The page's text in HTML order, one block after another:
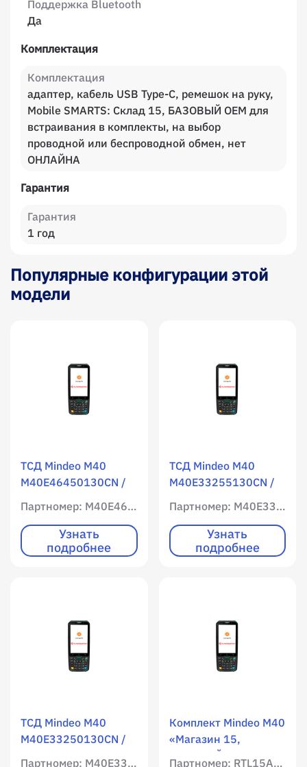
Поддержка Bluetooth
Да
Комплектация
Комплектация
адаптер, кабель USB Type-С, ремешок на руку,
Mobile SMARTS: Склад 15, БАЗОВЫЙ OEM для
встраивания в комплекты, на выбор
проводной или беспроводной обмен, нет
ОНЛАЙНА
Гарантия
Гарантия
1 год
Популярные конфигурации этой
модели
ТСД Mindeo M40
M40E46450130CN /
WLAN / Мобильный
интернет / 4096 RAM
/ 65536 ROM /
Цветной экран /
Партномер: M40E46450130CN
Узнать
подробнее
ТСД Mindeo M40
M40E33255130CN /
WLAN / Мобильный
интернет / 3072 RAM
/ 32768 ROM /
Цветной экран /
Партномер: M40E33255130CN
Узнать
подробнее
ТСД Mindeo M40
M40E33250130CN /
WLAN / Мобильный
Партномер: M40E33250130CN
Комплект Mindeo M40
«Магазин 15,
БАЗОВЫЙ» / WLAN /
Партномер: RTL15A-OEM-M40